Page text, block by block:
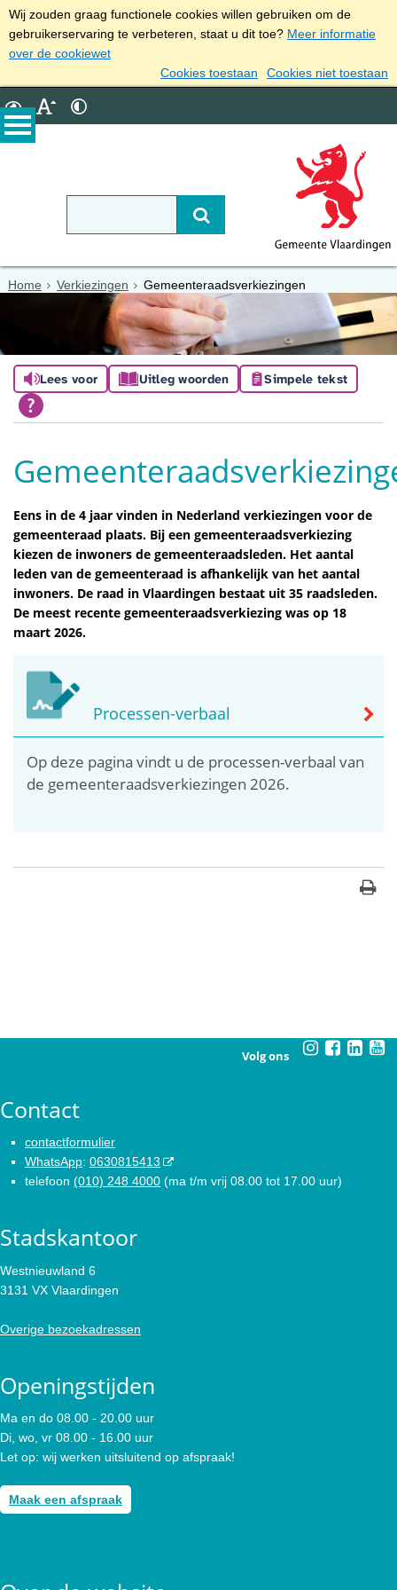
Wij zouden graag functionele cookies willen gebruiken om de
gebruikerservaring te verbeteren, staat u dit toe? Meer informatie
over de cookiewet
Cookies toestaan
Cookies niet toestaan
Home Verkiezingen Gemeenteraadsverkiezingen
Lees voor Uitleg woorden Simpele tekst
Eens in de 4 jaar vinden in Nederland verkiezingen voor de
gemeenteraad plaats. Bij een gemeenteraadsverkiezing
kiezen de inwoners de gemeenteraadsleden. Het aantal
leden van de gemeenteraad is afhankelijk van het aantal
inwoners. De raad in Vlaardingen bestaat uit 35 raadsleden.
De meest recente gemeenteraadsverkiezing was op 18
maart 2026.
Processen-verbaal
Op deze pagina vindt u de processen-verbaal van
de gemeenteraadsverkiezingen 2026.
Volg ons
Contact
contactformulier
WhatsApp: 0630815413
telefoon (010) 248 4000 (ma t/m vrij 08.00 tot 17.00 uur)
Stadskantoor
Westnieuwland 6
3131 VX Vlaardingen
Overige bezoekadressen
Openingstijden
Ma en do 08.00 - 20.00 uur
Di, wo, vr 08.00 - 16.00 uur
Let op: wij werken uitsluitend op afspraak!
Maak een afspraak